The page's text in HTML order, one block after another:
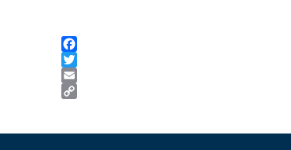
Facebook
Twitter
Email